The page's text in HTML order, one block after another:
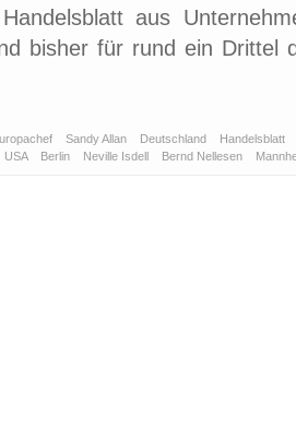
aus
bisher für rund ein Drittel
Sandy Allan Deutschland
Handelsblatt
USA Berlin Neville Isdell Bernd Nellesen